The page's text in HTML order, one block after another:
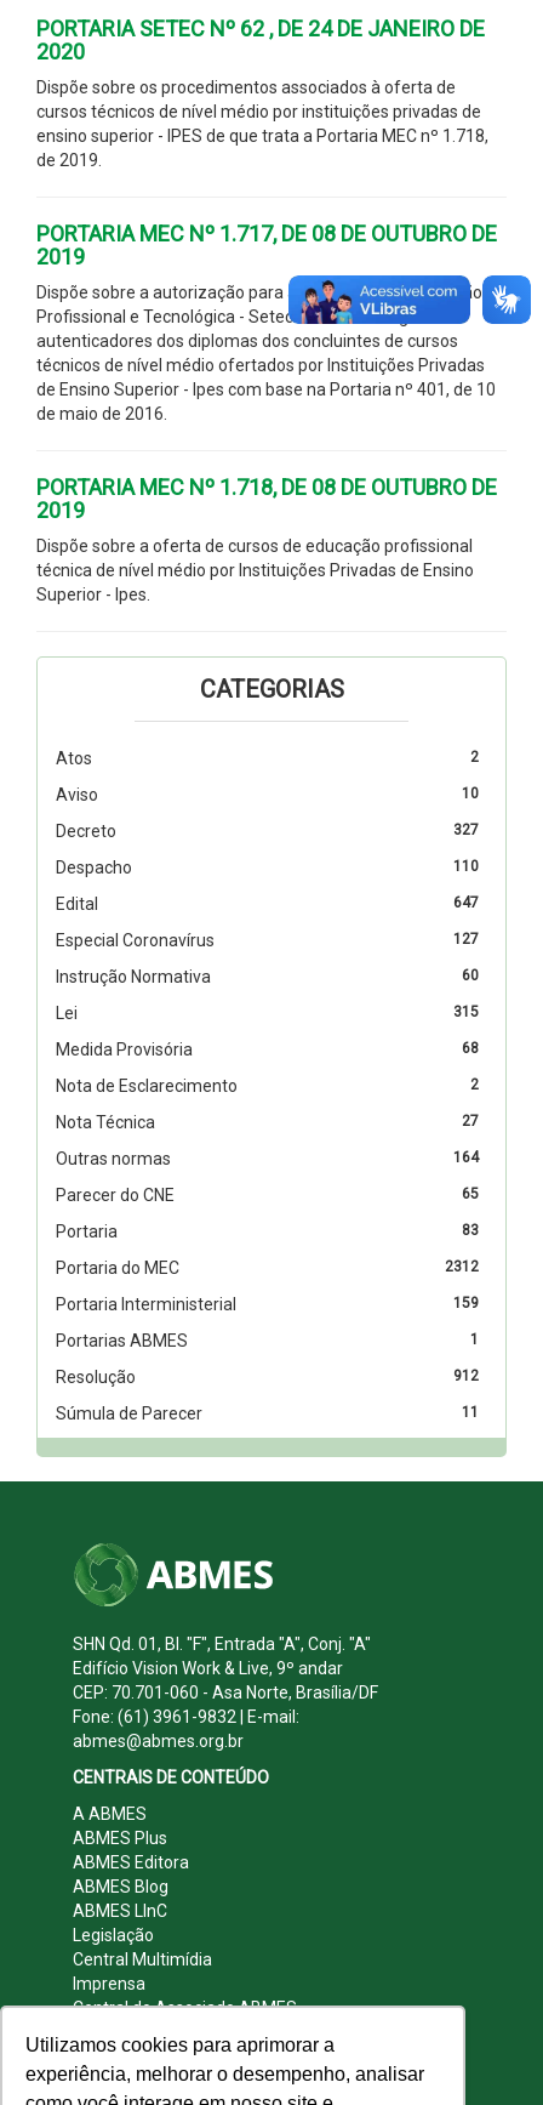
Utilizamos cookies para aprimorar a
experiência, melhorar o desempenho, analisar
PORTARIA SETEC Nº 62 , DE 24 DE JANEIRO DE
2020
Dispõe sobre os procedimentos associados à oferta de
cursos técnicos de nível médio por instituições privadas de
ensino superior - IPES de que trata a Portaria MEC nº 1.718,
de 2019.
PORTARIA MEC Nº 1.717, DE 08 DE OUTUBRO DE
2019
Dispõe sobre a autorização para a Secretaria de Educação
Profissional e Tecnológica - Setec emitir os códigos
autenticadores dos diplomas dos concluintes de cursos
técnicos de nível médio ofertados por Instituições Privadas
de Ensino Superior - Ipes com base na Portaria nº 401, de 10
de maio de 2016.
PORTARIA MEC Nº 1.718, DE 08 DE OUTUBRO DE
2019
Dispõe sobre a oferta de cursos de educação profissional
técnica de nível médio por Instituições Privadas de Ensino
Superior - Ipes.
CATEGORIAS
2
Atos
10
Aviso
327
Decreto
110
Despacho
647
Edital
127
Especial Coronavírus
60
Instrução Normativa
315
Lei
68
Medida Provisória
2
Nota de Esclarecimento
27
Nota Técnica
164
Outras normas
65
Parecer do CNE
83
Portaria
2312
Portaria do MEC
159
Portaria Interministerial
1
Portarias ABMES
912
Resolução
11
Súmula de Parecer
SHN Qd. 01, Bl. "F", Entrada "A", Conj. "A"
Edifício Vision Work & Live, 9º andar
CEP: 70.701-060 - Asa Norte, Brasília/DF
Fone: (61) 3961-9832 | E-mail:
abmes@abmes.org.br
CENTRAIS DE CONTEÚDO
A ABMES
ABMES Plus
ABMES Editora
ABMES Blog
ABMES LInC
Legislação
Central Multimídia
Imprensa
Central do Associado ABMES
REDES SOCIAIS